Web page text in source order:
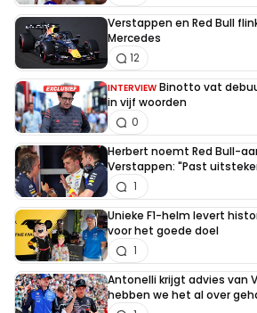
Verstappen en Red Bull
Mercedes
12
INTERVIEW Binotto vat
in vijf woorden
0
Herbert noemt Red Bull-
Verstappen: "Past
1
Unieke F1-helm levert
voor het goede doel
1
Antonelli krijgt advies van
hebben we het al over